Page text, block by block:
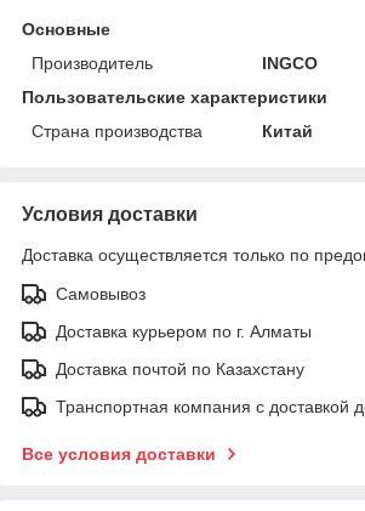
Основные
Производитель
INGCO
Пользовательские характеристики
Страна производства
Китай
Условия доставки
Доставка осуществляется только по
Самовывоз
Доставка курьером по г. Алматы
Доставка почтой по Казахстану
Транспортная компания с доставкой
Все условия доставки